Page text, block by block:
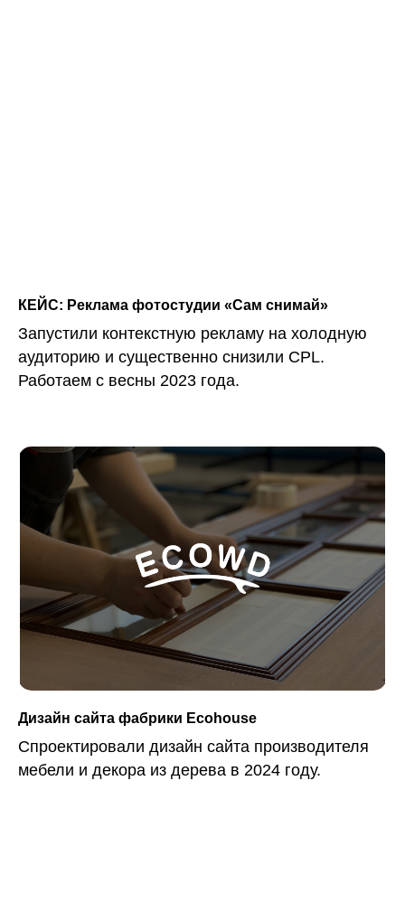
КЕЙС: Реклама фотостудии «Сам снимай»
Запустили контекстную рекламу на холодную
аудиторию и существенно снизили CPL.
Работаем с весны 2023 года.
Дизайн сайта фабрики Ecohouse
Спроектировали дизайн сайта производителя
мебели и декора из дерева в 2024 году.